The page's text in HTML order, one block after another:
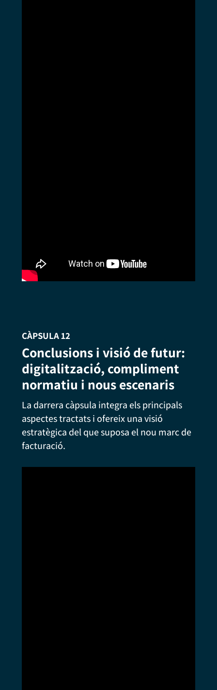
CÀPSULA 12
Conclusions i visió de futur:
digitalització, compliment
normatiu i nous escenaris
La darrera càpsula integra els principals
aspectes tractats i ofereix una visió
estratègica del que suposa el nou marc de
facturació.